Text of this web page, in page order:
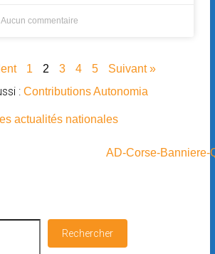
Aucun commentaire
1 2 3 4 5 Suivant »
: Contributions Autonomia
actualités nationales
Rechercher